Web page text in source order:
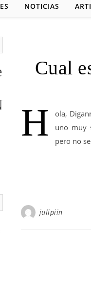
NOTICIAS
Cual
H
ola,
uno muy
pero no
julipiin